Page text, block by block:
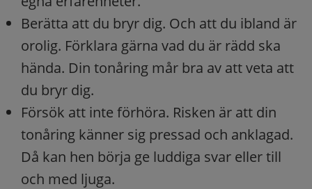
Berätta att du bryr dig. Och att du ibland är
orolig. Förklara gärna vad du är rädd ska
hända. Din tonåring mår bra av att veta att
du bryr dig.
Försök att inte förhöra. Risken är att din
tonåring känner sig pressad och anklagad.
Då kan hen börja ge luddiga svar eller till
och med ljuga.